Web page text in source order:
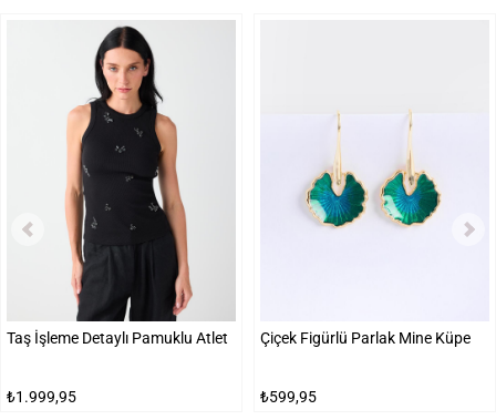
Taş İşleme Detaylı Pamuklu Atlet
₺1.999,95
Çiçek Figürlü Parlak Mine Küpe
₺599,95